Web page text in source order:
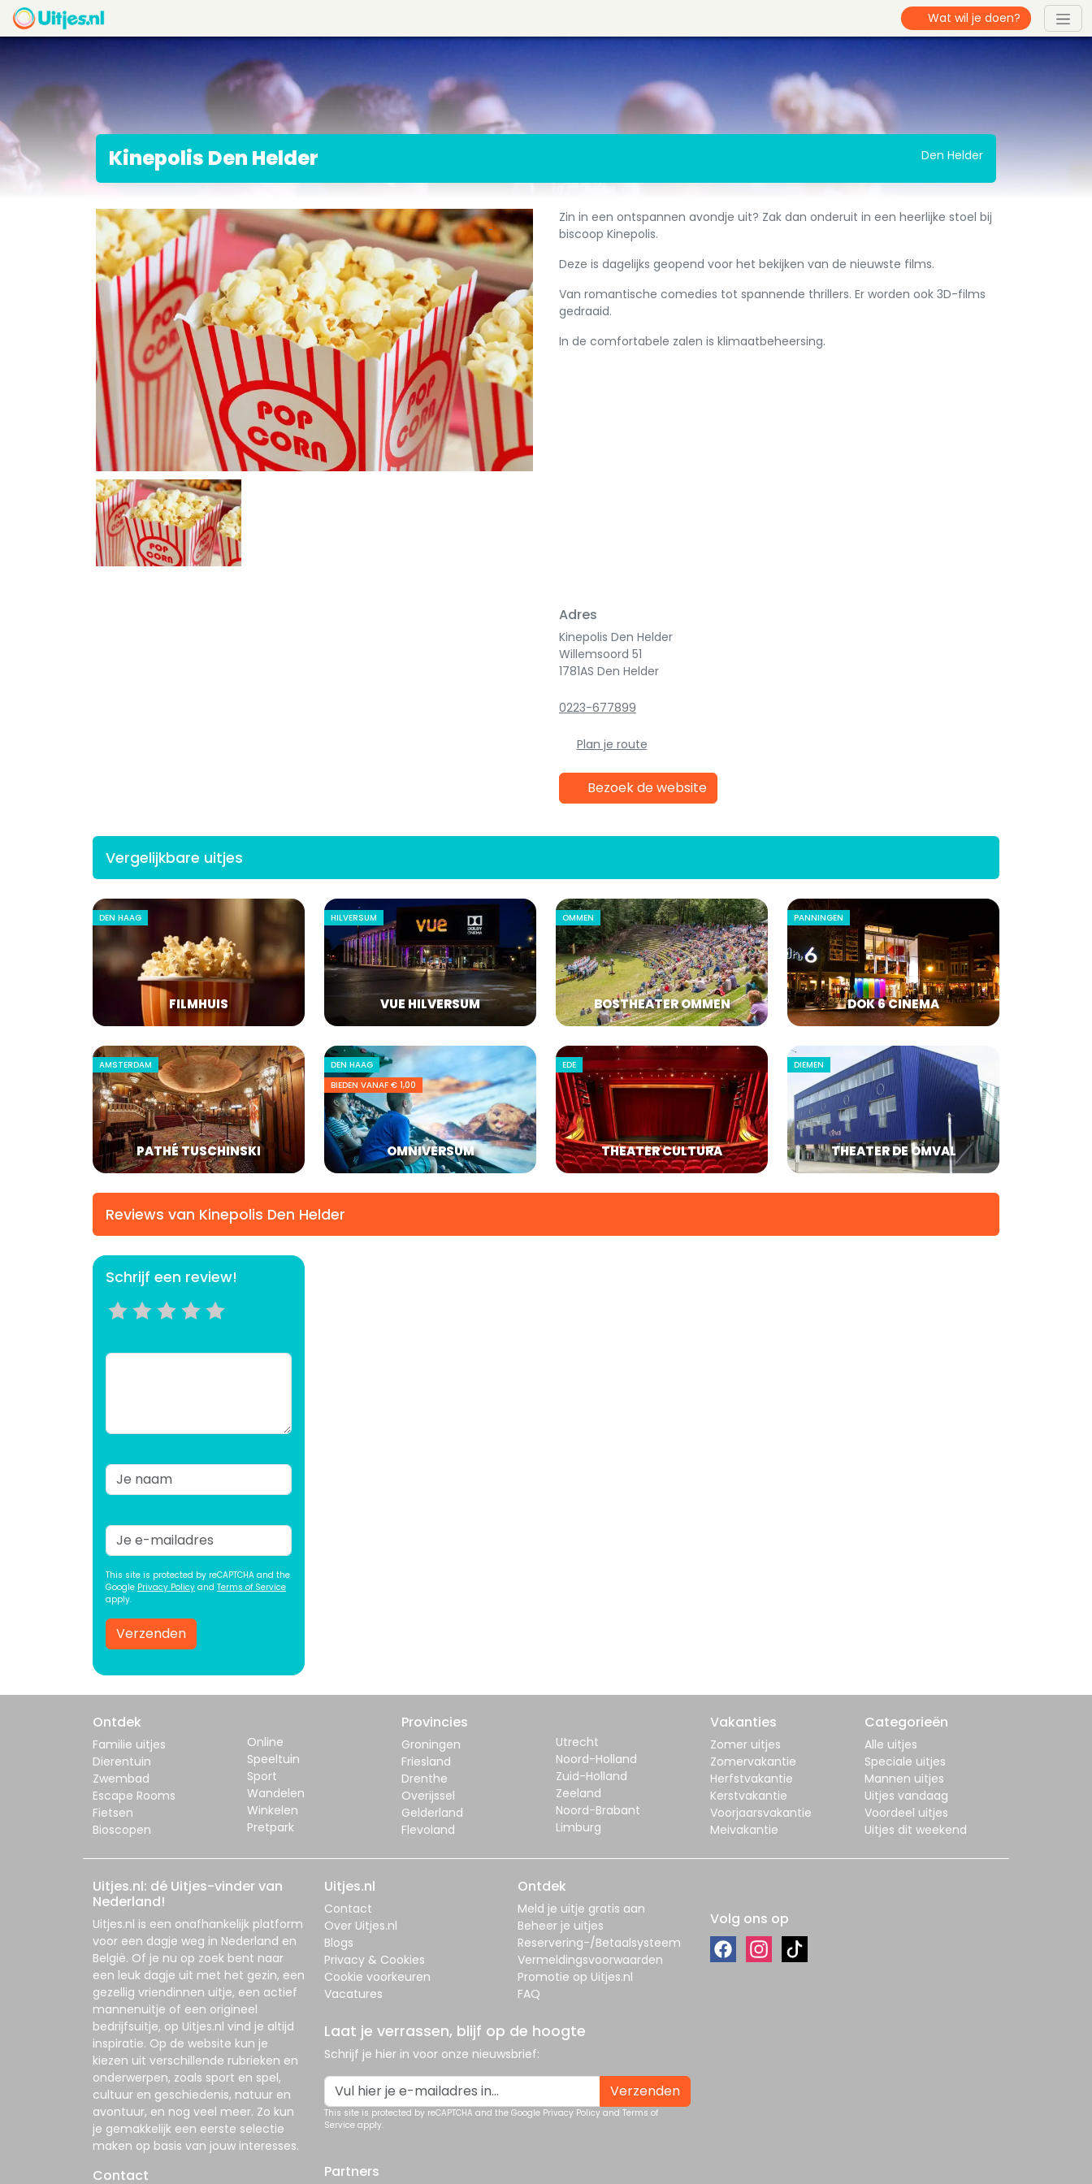
Kinepolis Den Helder Den Helder
Zin in een ontspannen avondje uit? Zak dan onderuit in een heerlijke stoel bij
biscoop Kinepolis.
Deze is dagelijks geopend voor het bekijken van de nieuwste films.
Van romantische comedies tot spannende thrillers. Er worden ook 3D-films
gedraaid.
In de comfortabele zalen is klimaatbeheersing.
Adres
Kinepolis Den Helder
Willemsoord 51
1781AS Den Helder
0223-677899
Plan je route
Bezoek de website
Vergelijkbare uitjes
DEN HAAG
FILMHUIS
HILVERSUM
VUE HILVERSUM
OMMEN
BOSTHEATER OMMEN
PANNINGEN
DOK 6 CINEMA
AMSTERDAM
PATHÉ TUSCHINSKI
DEN HAAG
BIEDEN VANAF € 1,00
OMNIVERSUM
EDE
THEATER CULTURA
DIEMEN
THEATER DE OMVAL
Reviews van Kinepolis Den Helder
Schrijf een review!
This site is protected by reCAPTCHA and the
Google Privacy Policy and Terms of Service
apply.
Verzenden
Ontdek
Familie uitjes
Dierentuin
Zwembad
Escape Rooms
Fietsen
Bioscopen
Online
Speeltuin
Sport
Wandelen
Winkelen
Pretpark
Provincies
Groningen
Friesland
Drenthe
Overijssel
Gelderland
Flevoland
Utrecht
Noord-Holland
Zuid-Holland
Zeeland
Noord-Brabant
Limburg
Vakanties
Zomer uitjes
Zomervakantie
Herfstvakantie
Kerstvakantie
Voorjaarsvakantie
Meivakantie
Categorieën
Alle uitjes
Speciale uitjes
Mannen uitjes
Uitjes vandaag
Voordeel uitjes
Uitjes dit weekend
Uitjes.nl: dé Uitjes-vinder van
Nederland!
Uitjes.nl is een onafhankelijk platform
voor een dagje weg in Nederland en
België. Of je nu op zoek bent naar
een leuk dagje uit met het gezin, een
gezellig vriendinnen uitje, een actief
mannenuitje of een origineel
bedrijfsuitje, op Uitjes.nl vind je altijd
inspiratie. Op de website kun je
kiezen uit verschillende rubrieken en
onderwerpen, zoals sport en spel,
cultuur en geschiedenis, natuur en
avontuur, en nog veel meer. Zo kun
je gemakkelijk een eerste selectie
maken op basis van jouw interesses.
Contact
Uitjes.nl
Contact
Over Uitjes.nl
Blogs
Privacy & Cookies
Cookie voorkeuren
Vacatures
Ontdek
Meld je uitje gratis aan
Beheer je uitjes
Reservering-/Betaalsysteem
Vermeldingsvoorwaarden
Promotie op Uitjes.nl
FAQ
Laat je verrassen, blijf op de hoogte
Schrijf je hier in voor onze nieuwsbrief:
Verzenden
This site is protected by reCAPTCHA and the Google Privacy Policy and Terms of
Service apply.
Partners
Volg ons op